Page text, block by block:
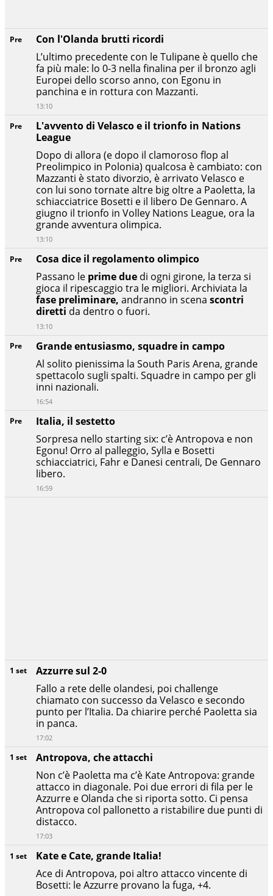
1 set
Kate e Cate, grande Italia!
Ace di Antropova, poi altro attacco vincente di
Bosetti: le Azzurre provano la fuga, +4.
1 set
Antropova, che attacchi
Non c’è Paoletta ma c’è Kate Antropova: grande
attacco in diagonale. Poi due errori di fila per le
Azzurre e Olanda che si riporta sotto. Ci pensa
Antropova col pallonetto a ristabilire due punti di
distacco.
17:03
1 set
Azzurre sul 2-0
Fallo a rete delle olandesi, poi challenge
chiamato con successo da Velasco e secondo
punto per l’Italia. Da chiarire perché Paoletta sia
in panca.
17:02
Pre
Italia, il sestetto
Sorpresa nello starting six: c’è Antropova e non
Egonu! Orro al palleggio, Sylla e Bosetti
schiacciatrici, Fahr e Danesi centrali, De Gennaro
libero.
16:59
Pre
Grande entusiasmo, squadre in campo
Al solito pienissima la South Paris Arena, grande
spettacolo sugli spalti. Squadre in campo per gli
inni nazionali.
16:54
Pre
Cosa dice il regolamento olimpico
Passano le prime due di ogni girone, la terza si
gioca il ripescaggio tra le migliori. Archiviata la
fase preliminare, andranno in scena scontri
diretti da dentro o fuori.
13:10
Pre
L'avvento di Velasco e il trionfo in Nations
League
Dopo di allora (e dopo il clamoroso flop al
Preolimpico in Polonia) qualcosa è cambiato: con
Mazzanti è stato divorzio, è arrivato Velasco e
con lui sono tornate altre big oltre a Paoletta, la
schiacciatrice Bosetti e il libero De Gennaro. A
giugno il trionfo in Volley Nations League, ora la
grande avventura olimpica.
13:10
Pre
Con l'Olanda brutti ricordi
L’ultimo precedente con le Tulipane è quello che
fa più male: lo 0-3 nella finalina per il bronzo agli
Europei dello scorso anno, con Egonu in
panchina e in rottura con Mazzanti.
13:10